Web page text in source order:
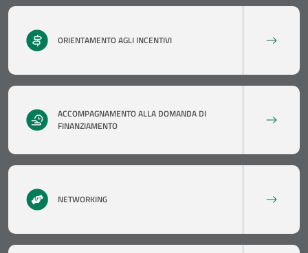
ORIENTAMENTO AGLI INCENTIVI
ACCOMPAGNAMENTO ALLA DOMANDA DI
FINANZIAMENTO
NETWORKING